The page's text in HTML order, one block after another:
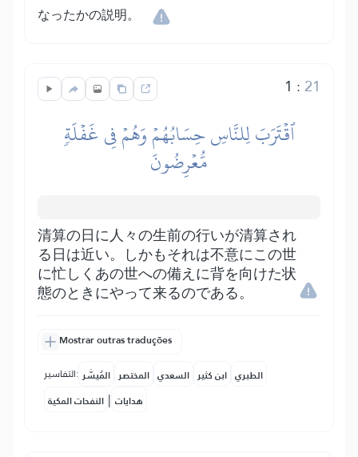
なったかの説明。
1 : 21
ٱقۡتَرَبَ لِلنَّاسِ حِسَابُهُمۡ وَهُمۡ فِي غَفۡلَةٖ
مُّعۡرِضُونَ
清算の日に人々の生前の行いが清算され
る日は近い。しかもそれは不意にこの世
に忙しくあの世への備えに背を向けた状
態のときにやって来るのである。
Mostrar outras traduções
التفاسير: المُيسَّر المختصر السعدي ابن كثير الطبري
النفحات المكية | هدايات